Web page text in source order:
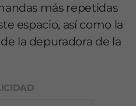
más repetidas
espacio, así como la
la depuradora de la